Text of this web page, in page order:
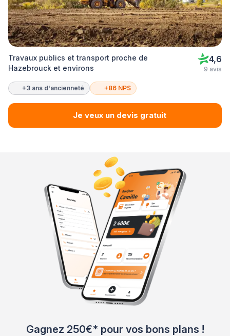
Travaux publics et transport proche de
Hazebrouck et environs
4,6
9 avis
+3 ans d'ancienneté +86 NPS
Je veux un devis gratuit
Gagnez 250€* pour vos bons plans !